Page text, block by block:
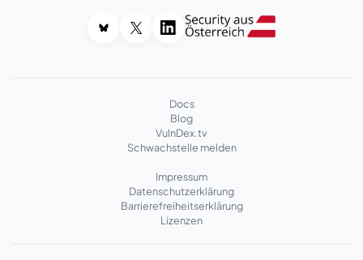
Docs
Blog
VulnDex.tv
Schwachstelle melden
Impressum
Datenschutzerklärung
Barrierefreiheitserklärung
Lizenzen